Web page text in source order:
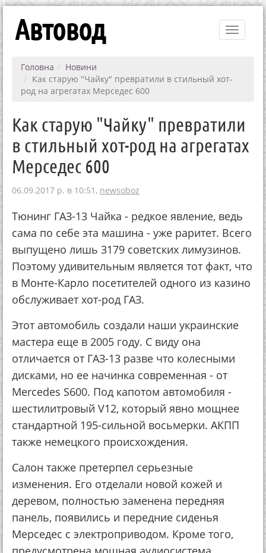
Toggle
Автовод
Головна
Новини
Как старую "Чайку" превратили в стильный хот-
род на агрегатах Мерседес 600
Как старую "Чайку" превратили
в стильный хот-род на агрегатах
Мерседес 600
06.09.2017 р. в 10:51, newsoboz
Тюнинг ГАЗ-13 Чайка - редкое явление, ведь
сама по себе эта машина - уже раритет. Всего
выпущено лишь 3179 советских лимузинов.
Поэтому удивительным является тот факт, что
в Монте-Карло посетителей одного из казино
обслуживает хот-род ГАЗ.
Этот автомобиль создали наши украинские
мастера еще в 2005 году. С виду она
отличается от ГАЗ-13 разве что колесными
дисками, но ее начинка современная - от
Mercedes S600. Под капотом автомобиля -
шестилитровый V12, который явно мощнее
стандартной 195-сильной восьмерки. АКПП
также немецкого происхождения.
Салон также претерпел серьезные
изменения. Его отделали новой кожей и
деревом, полностью заменена передняя
панель, появились и передние сиденья
Мерседес с электроприводом. Кроме того,